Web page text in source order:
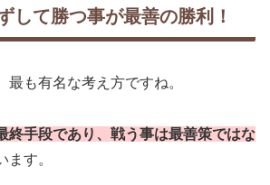
て勝つ事が最善の勝利！
最も有名な考え方ですね。
終手段であり、戦う事は最善策ではな
ます。